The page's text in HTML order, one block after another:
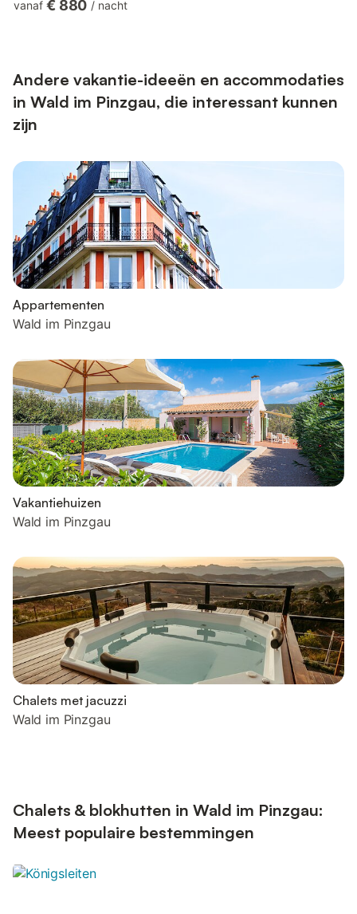
grote skigebieden met in totaal bijna 400 km aan pistes op
skibu...
vanaf € 880 / nacht
Andere vakantie-ideeën en accommodaties
in Wald im Pinzgau, die interessant kunnen
zijn
Appartementen
Wald im Pinzgau
Vakantiehuizen
Wald im Pinzgau
Chalets met jacuzzi
Wald im Pinzgau
Chalets & blokhutten in Wald im Pinzgau:
Meest populaire bestemmingen